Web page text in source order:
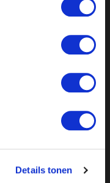
Details tonen